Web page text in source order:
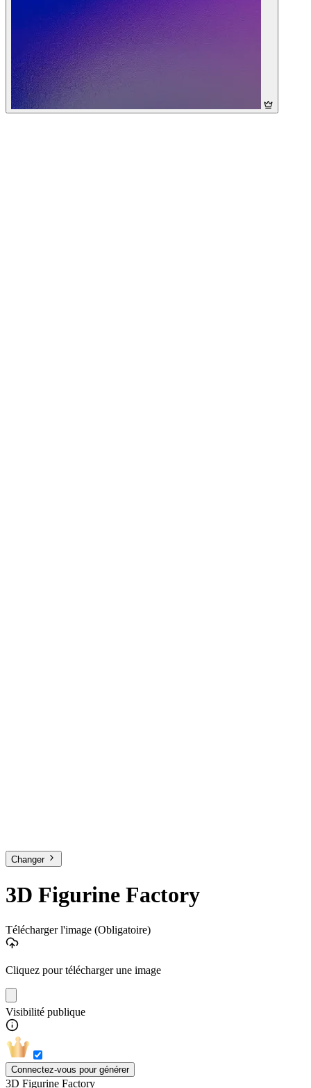
Changer
3D Figurine Factory
Télécharger l'image (Obligatoire)
Cliquez pour télécharger une image
Visibilité publique
Connectez-vous pour générer
3D Figurine Factory